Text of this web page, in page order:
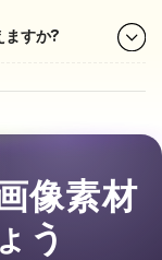
すか?
像素材
う